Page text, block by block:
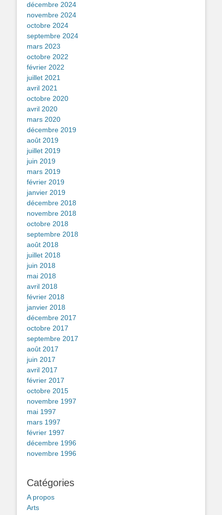
décembre 2024
novembre 2024
octobre 2024
septembre 2024
mars 2023
octobre 2022
février 2022
juillet 2021
avril 2021
octobre 2020
avril 2020
mars 2020
décembre 2019
août 2019
juillet 2019
juin 2019
mars 2019
février 2019
janvier 2019
décembre 2018
novembre 2018
octobre 2018
septembre 2018
août 2018
juillet 2018
juin 2018
mai 2018
avril 2018
février 2018
janvier 2018
décembre 2017
octobre 2017
septembre 2017
août 2017
juin 2017
avril 2017
février 2017
octobre 2015
novembre 1997
mai 1997
mars 1997
février 1997
décembre 1996
novembre 1996
Catégories
A propos
Arts